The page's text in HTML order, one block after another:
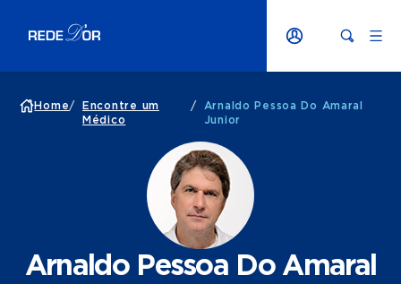
Home/
Encontre um
Médico
/
Arnaldo Pessoa Do Amaral
Junior
Arnaldo Pessoa Do Amaral